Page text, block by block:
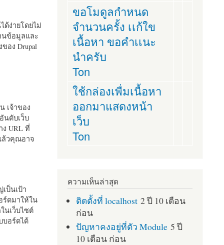
ด้ง่ายโดยไม่
นข้อมูลและ
อง Drupal
เจ้าของ
นดับเว็บ
URL ที่
ล้วคุณอาจ
ป็นเป้า
ร์ดมาให้ใน
นเว็บไซต์
บอร์ดได้
ขอโมดูลกำหนด
จำนวนครั้ง เเก้ใข
เนื้อหา ขอคำเเนะ
นำครับ
Ton
ใช้กล่องเพื่มเนื้อหา
ออกมาแสดงหน้า
เว็บ
Ton
ความเห็นล่าสุด
ติดตั้งที่ localhost 2 ปี 10 เดือน
ก่อน
ปัญหาคงอยู่ที่ตัว Module 5 ปี
10 เดือน ก่อน